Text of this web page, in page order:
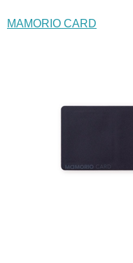
MAMORIO CARD